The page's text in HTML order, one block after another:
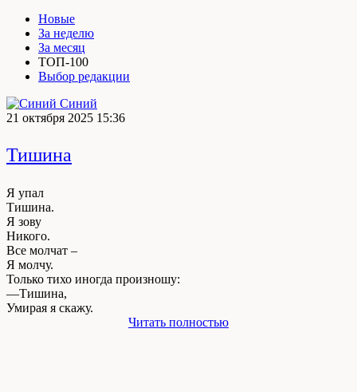
Новые
За неделю
За месяц
ТОП-100
Выбор редакции
Синий
21 октября 2025 15:36
Тишина
Я упал
Тишина.
Я зову
Никого.
Все молчат –
Я молчу.
Только тихо иногда произношу:
—Тишина,
Умирая я скажу.
Читать полностью